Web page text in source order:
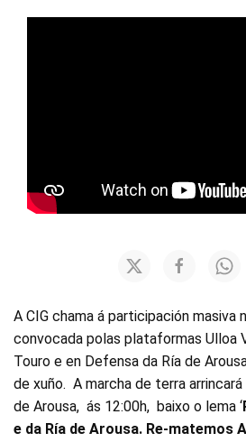
A CIG chama á participación masiva
convocada polas plataformas Ulloa
Touro e en Defensa da Ría de
de xuño. A marcha de terra arrincará
de Arousa, ás 12:00h, baixo o lema ‘
e da Ría de Arousa. Re-matemos